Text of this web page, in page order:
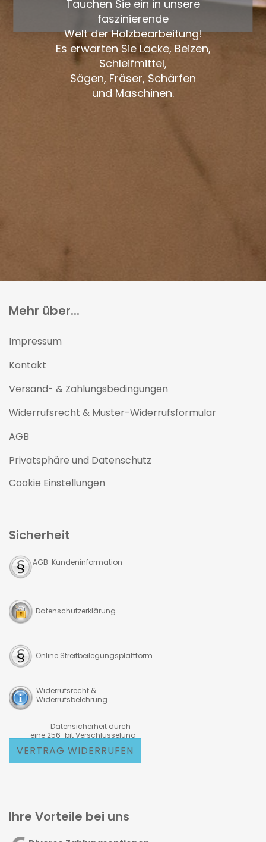
Tauchen Sie ein in unsere
faszinierende
Welt der Holzbearbeitung!
Es erwarten Sie Lacke, Beizen,
Schleifmittel,
Sägen, Fräser, Schärfen
und Maschinen.
Mehr über...
Impressum
Kontakt
Versand- & Zahlungsbedingungen
Widerrufsrecht & Muster-Widerrufsformular
AGB
Privatsphäre und Datenschutz
Cookie Einstellungen
Sicherheit
AGB Kundeninformation
Datenschutzerklärung
Online Streitbeilegungsplattform
Widerrufsrecht &
Widerrufsbelehrung
Datensicherheit durch
eine 256-bit Verschlüsselung
VERTRAG WIDERRUFEN
Ihre Vorteile bei uns